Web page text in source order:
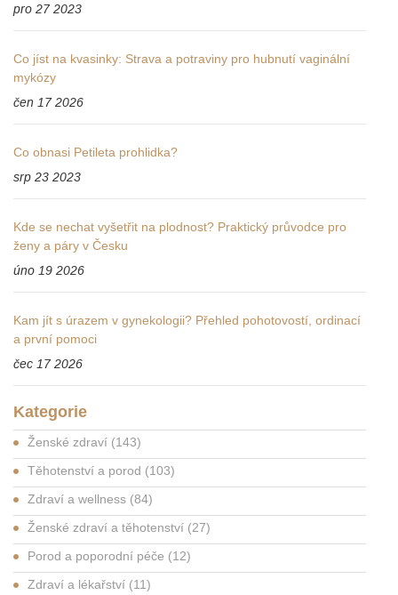
pro 27 2023
Co jíst na kvasinky: Strava a potraviny pro hubnutí vaginální
mykózy
čen 17 2026
Co obnasi Petileta prohlidka?
srp 23 2023
Kde se nechat vyšetřit na plodnost? Praktický průvodce pro
ženy a páry v Česku
úno 19 2026
Kam jít s úrazem v gynekologii? Přehled pohotovostí, ordinací
a první pomoci
čec 17 2026
Kategorie
Ženské zdraví (143)
Těhotenství a porod (103)
Zdraví a wellness (84)
Ženské zdraví a těhotenství (27)
Porod a poporodní péče (12)
Zdraví a lékařství (11)